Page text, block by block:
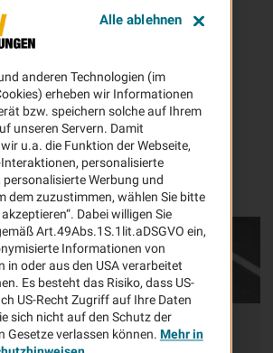
Bauleistung (9)
(18) Schadenbeispiele (10)
(20) Produkte (33)
(13) Bauexperten PLUS (2)
Baubranche
anderen Technologien (im
erheben wir Informationen
bzw. speichern solche auf Ihrem
unseren Servern. Damit
u.a. die Funktion der Webseite,
personalisierte
Werbung und
dem zuzustimmen, wählen Sie bitte
Dabei willigen Sie
Art.49Abs.1S.1lit.aDSGVO ein,
Informationen von
in oder aus den USA verarbeitet
Es besteht das Risiko, dass US-
US-Recht Zugriff auf Ihre Daten
sich nicht auf den Schutz der
Gesetze verlassen können. Mehr in
Alle ablehnen